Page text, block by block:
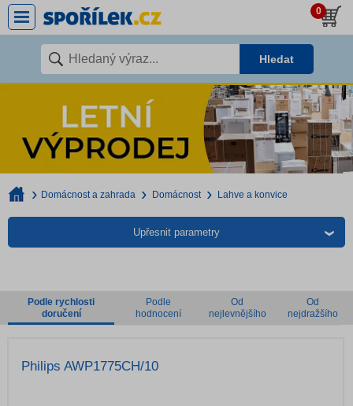
0
Hledat
Domácnost a zahrada Domácnost Lahve a konvice
Upřesnit parametry
Podle rychlosti
doručení
Podle
hodnocení
Od
nejlevnějšího
Od
nejdražšího
Philips AWP1775CH/10